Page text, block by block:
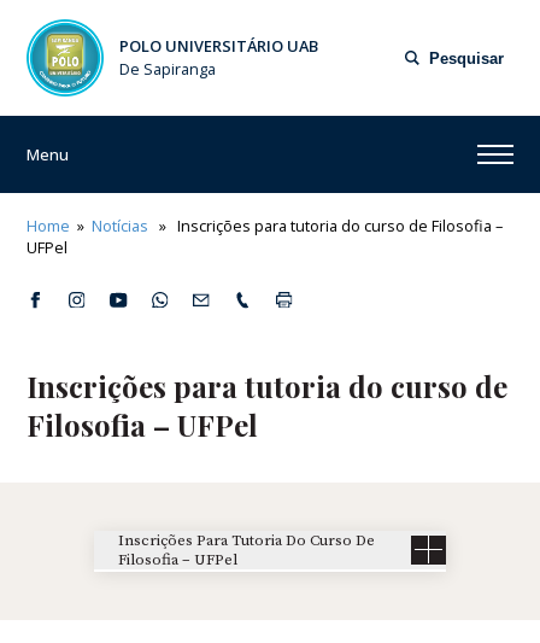
POLO UNIVERSITÁRIO UAB
De Sapiranga
Pesquisar
Menu
Home »Notícias » Inscrições para tutoria do curso de Filosofia –
UFPel
Inscrições para tutoria do curso de
Filosofia – UFPel
Inscrições Para Tutoria Do Curso De
Filosofia – UFPel